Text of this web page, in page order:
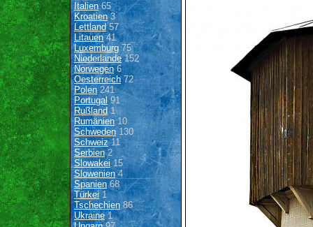
Italien65
Kroatien3
Lettland57
Litauen41
Luxemburg 75
Niederlande152
Norwegen6
Oesterreich72
Polen 241
Portugal91
Rußland 1
Rumänien10
Schweden 130
Schweiz11
Serbien2
Slowakei15
Slowenien4
Spanien68
Türkei1
Tschechien 86
Ukraine1